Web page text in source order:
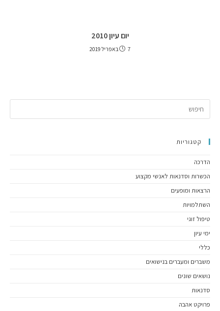
יום עיון 2010
7 באפריל 2019
קטגוריות
הדרכה
הכשרות וסדנאות לאנשי מקצוע
הרצאות ומופעים
השתלמויות
טיפול זוגי
ימי עיון
כללי
משברים ומעברים בנישואים
נושאים שונים
סדנאות
פרויקט אהבה